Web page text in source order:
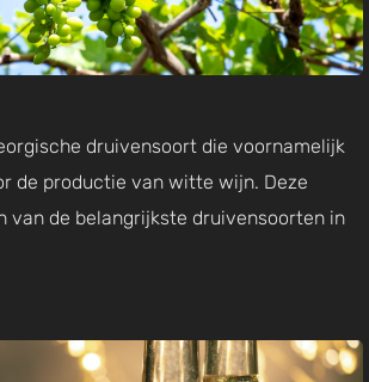
druivensoort die voornamelijk
de productie van witte wijn. Deze
van de belangrijkste druivensoorten in